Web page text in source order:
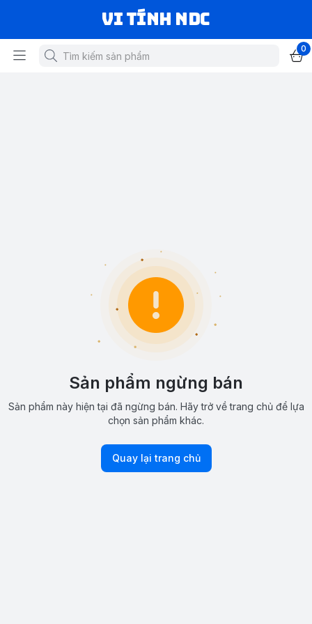
VI TÍNH NDC
0
Sản phẩm ngừng bán
Sản phẩm này hiện tại đã ngừng bán. Hãy trở về trang chủ để lựa
chọn sản phẩm khác.
Quay lại trang chủ